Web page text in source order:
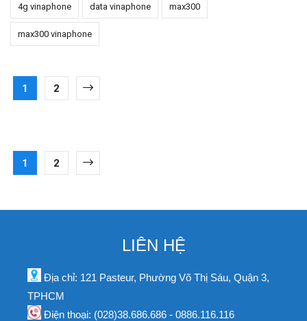
4g vinaphone data vinaphone max300
max300 vinaphone
1 2
1 2
LIÊN HỆ
Địa chỉ: 121 Pasteur, Phường Võ Thị Sáu, Quận 3,
TPHCM
Điện thoại: (028)38.686.686 - 0886.116.116